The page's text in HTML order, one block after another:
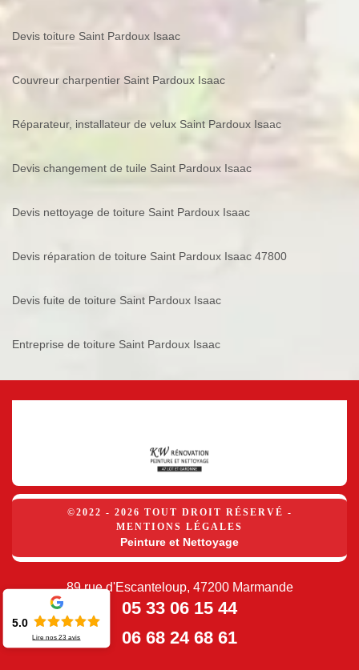
Devis toiture Saint Pardoux Isaac
Couvreur charpentier Saint Pardoux Isaac
Réparateur, installateur de velux Saint Pardoux Isaac
Devis changement de tuile Saint Pardoux Isaac
Devis nettoyage de toiture Saint Pardoux Isaac
Devis réparation de toiture Saint Pardoux Isaac 47800
Devis fuite de toiture Saint Pardoux Isaac
Entreprise de toiture Saint Pardoux Isaac
©2022 - 2026 TOUT DROIT RÉSERVÉ -
MENTIONS LÉGALES
Peinture et Nettoyage
89 rue d'Escanteloup, 47200 Marmande
05 33 06 15 44
06 68 24 68 61
5.0
Lire nos23 avis